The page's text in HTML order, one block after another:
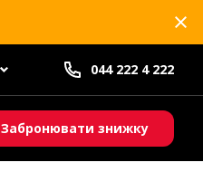
044 222 4 222
Забронювати знижку